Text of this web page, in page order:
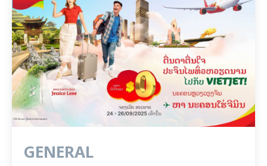
GENERAL